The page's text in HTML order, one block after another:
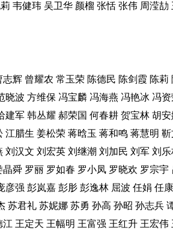
韦健玮 吴卫华 颜榴 张恬 张伟 周滢劼
志辉 曾耀农 常玉荣 陈德民 陈剑霞 陈莉
晓波 方维保 冯宝麟 冯海燕 冯艳冰 冯
建军 韩丛耀 郝荣国 何春耕 贺宝林 胡安
江腊生 姜松荣 蒋晗玉 蒋和鸣 蒋慧明 靳
刘汉文 刘宏英 刘继潮 刘加民 刘军 刘乐
晶舜 罗丽 罗如春 罗小凤 罗晓欢 罗宗宇
彦强 彭岚嘉 彭肜 彭逸林 屈波 任娟 任
苏君礼 苏妮娜 苏勇 孙高 孙昭 孙志兵
江 王定天 王幅明 王富强 王红升 王宏伟